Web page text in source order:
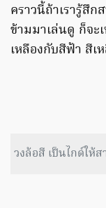
คราวนี้ถ้าเรารู้สึ
ข้ามมาเล่นดู ก็จะ
เหลืองกับสีฟ้า สีเ
วงล้อสี เป็นไกด์ให้